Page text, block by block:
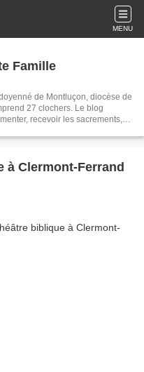
MENU
Famille
de Montluçon, diocèse de
27 clochers. Le blog
recevoir les sacrements,
extérieur ou s'interrogent et font
à Clermont-Ferrand